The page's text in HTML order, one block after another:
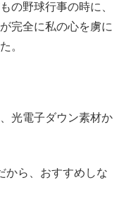
の野球行事の時に、
完全に私の心を虜に
。
光電子ダウン素材か
から、おすすめしな